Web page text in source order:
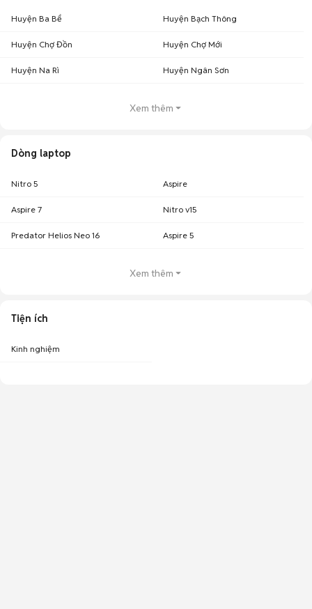
Huyện Ba Bể Huyện Bạch Thông
Huyện Chợ Đồn Huyện Chợ Mới
Huyện Na Rì Huyện Ngân Sơn
Xem thêm
Dòng laptop
Nitro 5 Aspire
Aspire 7 Nitro v15
Predator Helios Neo 16 Aspire 5
Xem thêm
Tiện ích
Kinh nghiệm